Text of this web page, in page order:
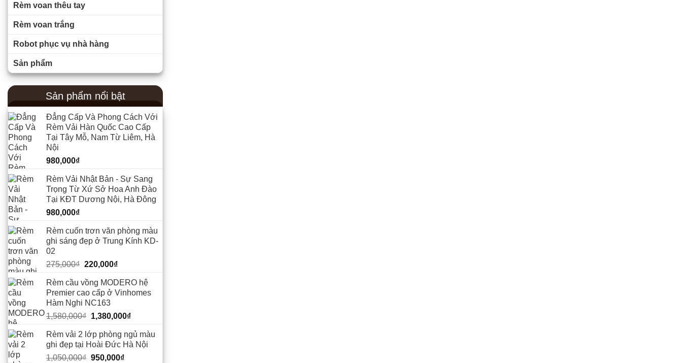
Rèm voan thêu tay
Rèm voan trắng
Robot phục vụ nhà hàng
Sản phẩm
Sản phẩm nổi bật
Đẳng Cấp Và Phong Cách Với
Rèm Vải Hàn Quốc Cao Cấp
Tại Tây Mỗ, Nam Từ Liêm, Hà
Nội
980,000₫
Rèm Vải Nhật Bản - Sự Sang
Trọng Từ Xứ Sở Hoa Anh Đào
Tại KĐT Dương Nội, Hà Đông
980,000₫
Rèm cuốn trơn văn phòng màu
ghi sáng đẹp ở Trung Kính KD-
02
275,000₫ Giá
là:
275,000₫.
220,000₫Giá
tại
là:
Rèm cầu vồng MODERO hệ
Premier cao cấp ở Vinhomes
Hàm Nghi NC163
1,580,000₫ Giá
là:
1,580,000₫.
1,380,000₫Giá
tại
là:
Rèm vải 2 lớp phòng ngủ màu
ghi đẹp tại Hoài Đức Hà Nội
1,050,000₫ Giá
950,000₫Giá